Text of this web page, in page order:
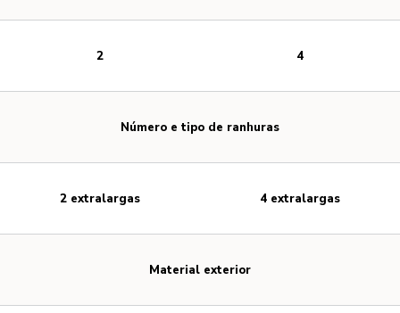
Número e tipo de ranhuras
Material exterior
2
2 extralargas
4
4 extralargas